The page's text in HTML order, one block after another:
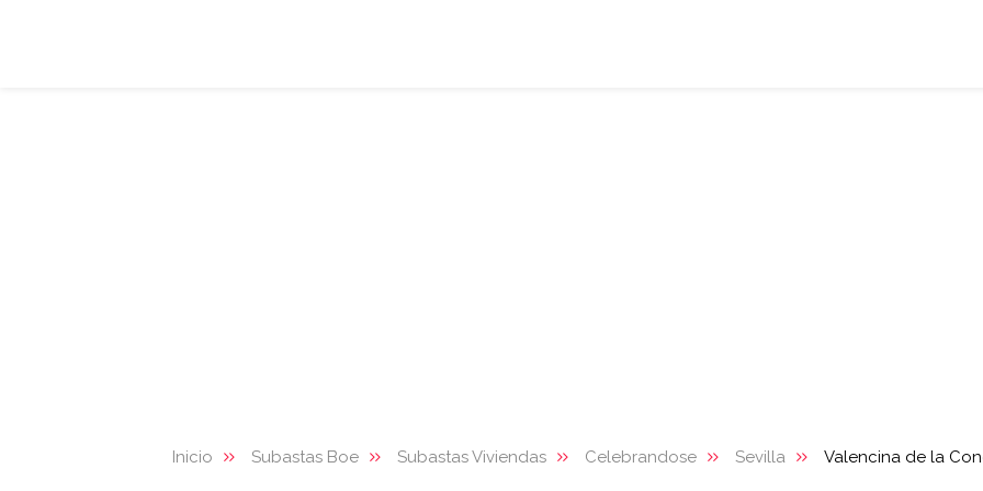
Inicio Subastas Boe Subastas Viviendas Celebrandose Sevilla Valencina de la